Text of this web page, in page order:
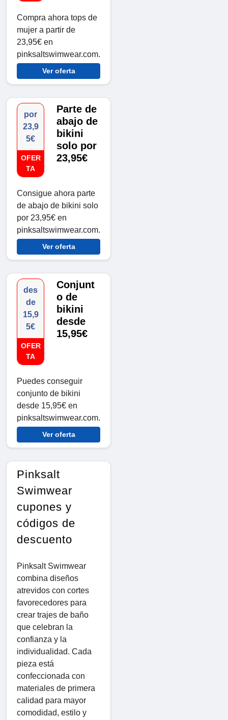
Compra ahora tops de
mujer a partir de
23,95€ en
pinksaltswimwear.com.
Ver oferta
por
23,9
5€
OFER
TA
Parte de
abajo de
bikini
solo por
23,95€
Consigue ahora parte
de abajo de bikini solo
por 23,95€ en
pinksaltswimwear.com.
Ver oferta
des
de
15,9
5€
OFER
TA
Conjunt
o de
bikini
desde
15,95€
Puedes conseguir
conjunto de bikini
desde 15,95€ en
pinksaltswimwear.com.
Ver oferta
Pinksalt
Swimwear
cupones y
códigos de
descuento
Pinksalt Swimwear
combina diseños
atrevidos con cortes
favorecedores para
crear trajes de baño
que celebran la
confianza y la
individualidad. Cada
pieza está
confeccionada con
materiales de primera
calidad para mayor
comodidad, estilo y